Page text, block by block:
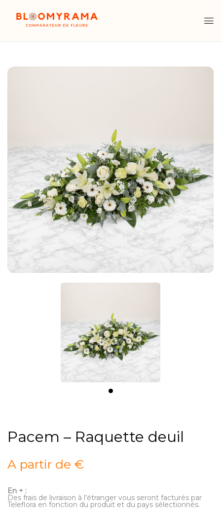
Pacem – Raquette deuil
A partir de €
En + :
Des frais de livraison à l’étranger vous seront facturés par
Teleflora en fonction du produit et du pays sélectionnés.